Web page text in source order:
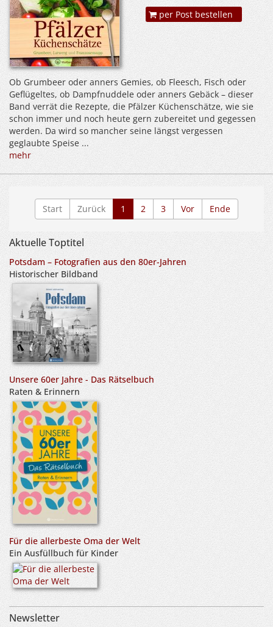
per Post bestellen
Ob Grumbeer oder anners Gemies, ob Fleesch, Fisch oder
Geflügeltes, ob Dampfnuddele oder anners Gebäck – dieser
Band verrät die Rezepte, die Pfälzer Küchenschätze, wie sie
schon immer und noch heute gern zubereitet und gegessen
werden. Da wird so mancher seine längst vergessen
geglaubte Speise ...
mehr
Start Zurück 1 2 3 Vor Ende
Aktuelle Toptitel
Potsdam – Fotografien aus den 80er-Jahren
Historischer Bildband
Unsere 60er Jahre - Das Rätselbuch
Raten & Erinnern
Für die allerbeste Oma der Welt
Ein Ausfüllbuch für Kinder
Newsletter